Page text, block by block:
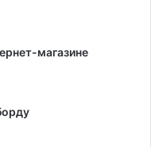
магазине